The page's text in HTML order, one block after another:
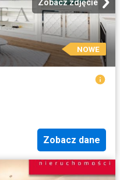
Zobacz zdjęcie
NOWE
Zobacz dane